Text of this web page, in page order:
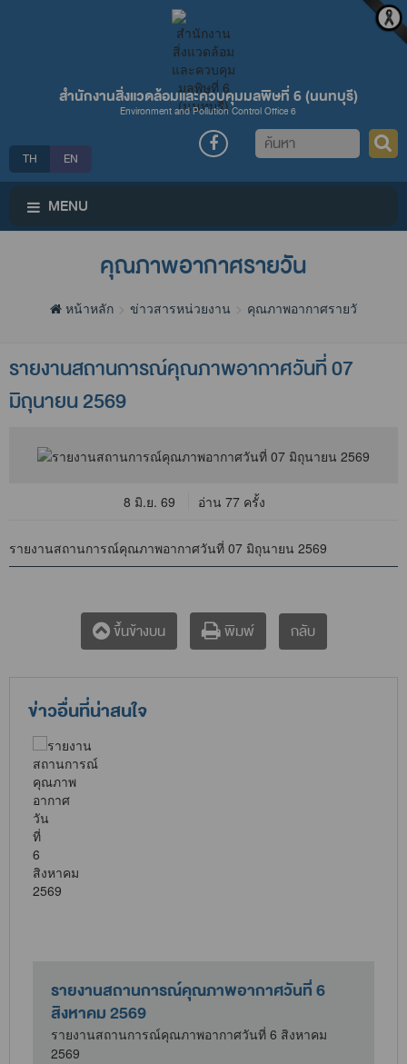
สำนักงานสิ่งแวดล้อมและควบคุมมลพิษที่ 6 (นนทบุรี)
Environment and Pollution Control Office 6
TH EN
ค้นหา
MENU
คุณภาพอากาศรายวัน
หน้าหลัก ข่าวสารหน่วยงาน คุณภาพอากาศรายวัน
รายงานสถานการณ์คุณภาพอากาศวันที่ 07
มิถุนายน 2569
8 มิ.ย. 69 อ่าน 77 ครั้ง
รายงานสถานการณ์คุณภาพอากาศวันที่ 07 มิถุนายน 2569
ขึ้นข้างบน พิมพ์ กลับ
ข่าวอื่นที่น่าสนใจ
รายงานสถานการณ์คุณภาพอากาศวันที่ 6
สิงหาคม 2569
รายงานสถานการณ์คุณภาพอากาศวันที่ 6 สิงหาคม
2569